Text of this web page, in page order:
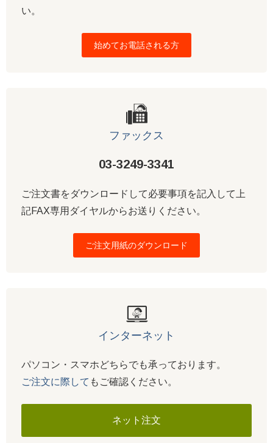
い。
始めてお電話される方
ファックス
03-3249-3341
ご注文書をダウンロードして必要事項を記入して上
記FAX専用ダイヤルからお送りください。
ご注文用紙のダウンロード
インターネット
パソコン・スマホどちらでも承っております。
ご注文に際して もご確認ください。
ネット注文